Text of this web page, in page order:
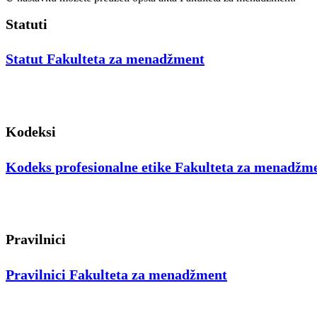
Statuti
Statut Fakulteta za menadžment
Kodeksi
Kodeks profesionalne etike Fakulteta za
Pravilnici
Pravilnici Fakulteta za menadžment